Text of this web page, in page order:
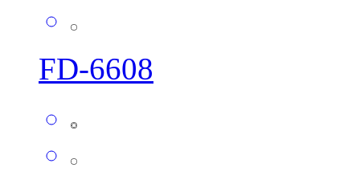
FD-6608